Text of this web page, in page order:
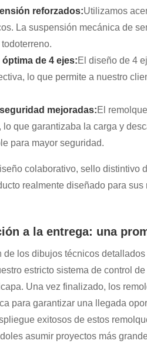
reforzados:Utilizamos
La suspensión mecánica de
de 4 ejes:El diseño de 4
lo que permite a nuestro
mejoradas:El
que garantizaba la carga y
para mayor seguridad.
colaborativo, sello distintivo
realmente diseñado para sus
a la entrega: una
de los dibujos técnicos
estricto sistema de control
Una vez finalizado, los
para garantizar una llegada
exitosos de estos
asumir proyectos más